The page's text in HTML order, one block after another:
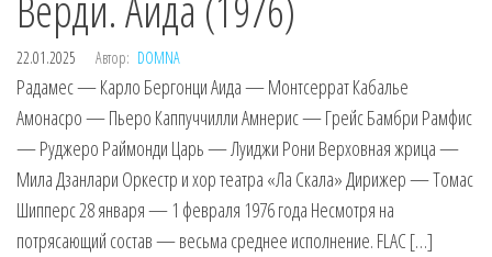
22.01.2025 Автор: DOMNA
Радамес — Карло Бергонци Аида — Монтсеррат Кабалье
Амонасро — Пьеро Каппуччилли Амнерис — Грейс Бамбри Рамфис
— Руджеро Раймонди Царь — Луиджи Рони Верховная жрица —
Мила Дзанлари Оркестр и хор театра «Ла Скала» Дирижер — Томас
Шипперс 28 января — 1 февраля 1976 года Несмотря на
потрясающий состав — весьма среднее исполнение. FLAC […]